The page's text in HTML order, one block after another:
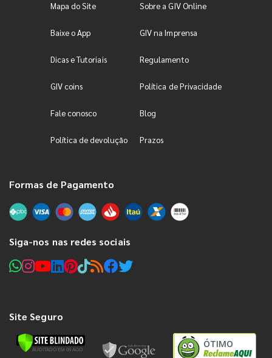
Mapa do Site Sobre a GIV Online
Baixe o App GIV na Imprensa
Dicas e Tutoriais Regulamento
GIV coins Política de Privacidade
Fale conosco Blog
Política de devolução Prazos
Formas de Pagamento
Siga-nos nas redes sociais
Site Seguro
ÓTIMO